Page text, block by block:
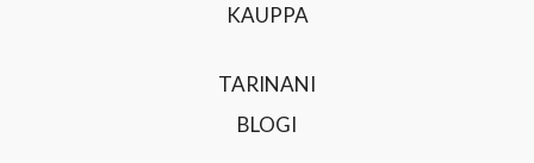
KAUPPA
TARINANI
BLOGI